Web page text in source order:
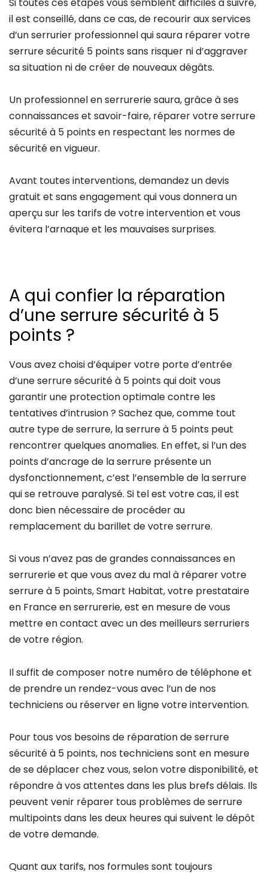
il est conseillé, dans ce cas, de recourir aux services
d’un serrurier professionnel qui saura réparer votre
serrure sécurité 5 points sans risquer ni d’aggraver
sa situation ni de créer de nouveaux dégâts.
Un professionnel en serrurerie saura, grâce à ses
connaissances et savoir-faire, réparer votre serrure
sécurité à 5 points en respectant les normes de
sécurité en vigueur.
Avant toutes interventions, demandez un devis
gratuit et sans engagement qui vous donnera un
aperçu sur les tarifs de votre intervention et vous
évitera l’arnaque et les mauvaises surprises.
A qui confier la réparation
d’une serrure sécurité à 5
points ?
Vous avez choisi d’équiper votre porte d’entrée
d’une serrure sécurité à 5 points qui doit vous
garantir une protection optimale contre les
tentatives d’intrusion ? Sachez que, comme tout
autre type de serrure, la serrure à 5 points peut
rencontrer quelques anomalies. En effet, si l’un des
points d’ancrage de la serrure présente un
dysfonctionnement, c’est l’ensemble de la serrure
qui se retrouve paralysé. Si tel est votre cas, il est
donc bien nécessaire de procéder au
remplacement du barillet de votre serrure.
Si vous n’avez pas de grandes connaissances en
serrurerie et que vous avez du mal à réparer votre
serrure à 5 points, Smart Habitat, votre prestataire
en France en serrurerie, est en mesure de vous
mettre en contact avec un des meilleurs serruriers
de votre région.
Il suffit de composer notre numéro de téléphone et
de prendre un rendez-vous avec l’un de nos
techniciens ou réserver en ligne votre intervention.
Pour tous vos besoins de réparation de serrure
sécurité à 5 points, nos techniciens sont en mesure
de se déplacer chez vous, selon votre disponibilité, et
répondre à vos attentes dans les plus brefs délais. Ils
peuvent venir réparer tous problèmes de serrure
multipoints dans les deux heures qui suivent le dépôt
de votre demande.
Quant aux tarifs, nos formules sont toujours